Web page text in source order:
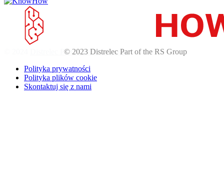
Distrelec Part of the RS Group
Polityka prywatności
Polityka plików cookie
Skontaktuj się z nami